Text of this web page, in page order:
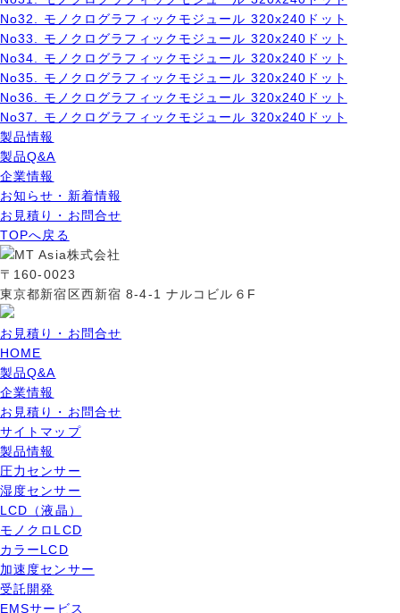
No32. モノクログラフィックモジュール 320x240ドット
No33. モノクログラフィックモジュール 320x240ドット
No34. モノクログラフィックモジュール 320x240ドット
No35. モノクログラフィックモジュール 320x240ドット
No36. モノクログラフィックモジュール 320x240ドット
No37. モノクログラフィックモジュール 320x240ドット
製品情報
製品Q&A
企業情報
お知らせ・新着情報
お見積り・お問合せ
TOPへ戻る
〒160-0023
東京都新宿区西新宿 8-4-1 ナルコビル６F
お見積り・お問合せ
HOME
製品Q&A
企業情報
お見積り・お問合せ
サイトマップ
製品情報
圧力センサー
湿度センサー
LCD（液晶）
モノクロLCD
カラーLCD
加速度センサー
受託開発
EMSサービス